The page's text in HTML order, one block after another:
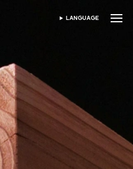
เลือกภาษา
LANGUAGE